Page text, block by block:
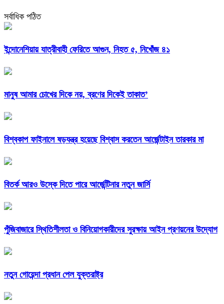
সর্বাধিক পঠিত
ইন্দোনেশিয়ায় যাত্রীবাহী ফেরিতে আগুন, নিহত ৫, নিখোঁজ ৪১
মানুষ আমার চোখের দিকে নয়, ব্রণের দিকেই তাকাত’
বিশ্বকাপ ফাইনালে ষড়যন্ত্র হয়েছে বিশ্বাস করতেন আর্জেন্টাইন তারকার মা
বিতর্ক আরও উস্কে দিতে পারে আর্জেন্টিনার নতুন জার্সি
পুঁজিবাজারে স্থিতিশীলতা ও বিনিয়োগকারীদের সুরক্ষায় আইন প্রণয়নের উদ্যোগ
নতুন গোয়েন্দা প্রধান পেল যুক্তরাষ্ট্র